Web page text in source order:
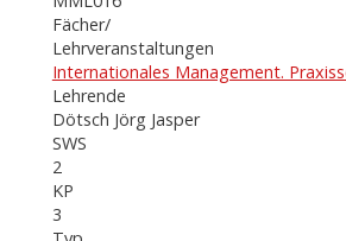
Fächer/
Lehrveranstaltungen
Internationales Management.
Lehrende
Dötsch Jörg Jasper
SWS
2
KP
3